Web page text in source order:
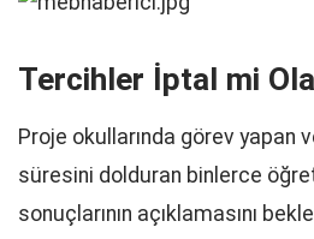
Tercihler İptal mi
Proje okullarında görev yapan
süresini dolduran binlerce
sonuçlarının açıklamasını